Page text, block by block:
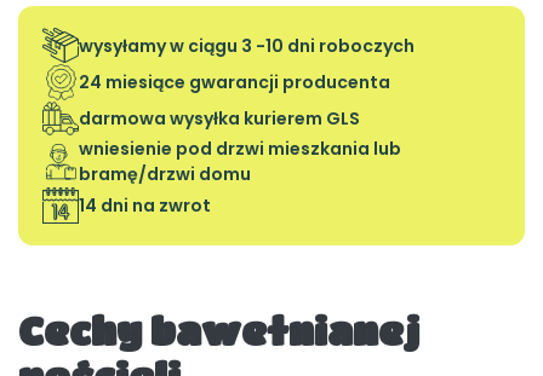
wysyłamy w ciągu 3 -10 dni roboczych
24 miesiące gwarancji producenta
darmowa wysyłka kurierem GLS
wniesienie pod drzwi mieszkania lub
bramę/drzwi domu
14 dni na zwrot
Cechy bawełnianej